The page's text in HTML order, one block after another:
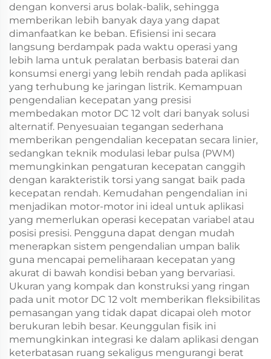
dengan konversi arus bolak-balik, sehingga
memberikan lebih banyak daya yang dapat
dimanfaatkan ke beban. Efisiensi ini secara
langsung berdampak pada waktu operasi yang
lebih lama untuk peralatan berbasis baterai dan
konsumsi energi yang lebih rendah pada aplikasi
yang terhubung ke jaringan listrik. Kemampuan
pengendalian kecepatan yang presisi
membedakan motor DC 12 volt dari banyak solusi
alternatif. Penyesuaian tegangan sederhana
memberikan pengendalian kecepatan secara linier,
sedangkan teknik modulasi lebar pulsa (PWM)
memungkinkan pengaturan kecepatan canggih
dengan karakteristik torsi yang sangat baik pada
kecepatan rendah. Kemudahan pengendalian ini
menjadikan motor-motor ini ideal untuk aplikasi
yang memerlukan operasi kecepatan variabel atau
posisi presisi. Pengguna dapat dengan mudah
menerapkan sistem pengendalian umpan balik
guna mencapai pemeliharaan kecepatan yang
akurat di bawah kondisi beban yang bervariasi.
Ukuran yang kompak dan konstruksi yang ringan
pada unit motor DC 12 volt memberikan fleksibilitas
pemasangan yang tidak dapat dicapai oleh motor
berukuran lebih besar. Keunggulan fisik ini
memungkinkan integrasi ke dalam aplikasi dengan
keterbatasan ruang sekaligus mengurangi berat